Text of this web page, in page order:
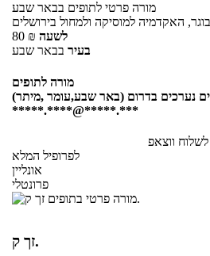
מורה פרטי לתופים בבאר שבע
האקדמיה למוסיקה ולמחול בירושלים
80 ₪ לשעה
בעיר בבאר שבע
מורה לתופים
נערכים בדרום (באר שבע,עומר ,מיתר)
*****.****@*****.***
לשלוח ווצאפ
לפרופיל המלא
אונליין
פרונטלי
זך ק.